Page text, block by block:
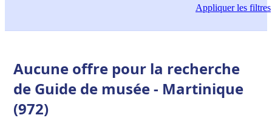
Appliquerles filtres
Aucune offre pour la recherche
de Guide de musée - Martinique
(972)